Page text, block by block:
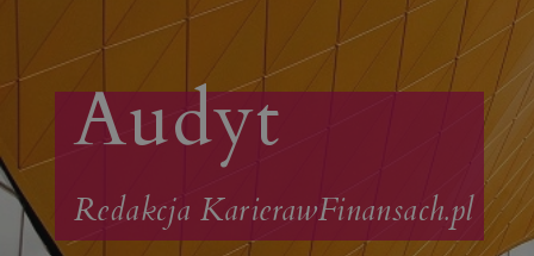
Audyt
Redakcja KarierawFinansach.pl